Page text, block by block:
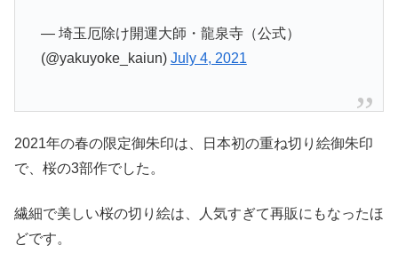
— 埼玉厄除け開運大師・龍泉寺（公式）
(@yakuyoke_kaiun) July 4, 2021
2021年の春の限定御朱印は、日本初の重ね切り絵御朱印
で、桜の3部作でした。
繊細で美しい桜の切り絵は、人気すぎて再販にもなったほ
どです。